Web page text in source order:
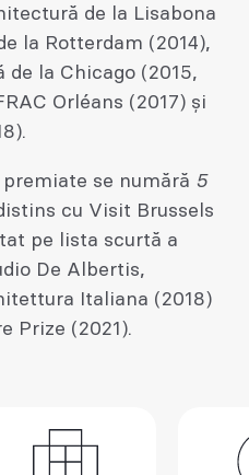
de la Lisabona
la Rotterdam (2014),
la Chicago (2015,
Orléans (2017) și
se numără 5
cu Visit Brussels
pe lista scurtă a
De Albertis,
Italiana (2018)
Prize (2021).